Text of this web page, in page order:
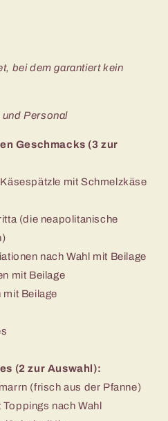
bei dem garantiert kein
und Personal
Geschmacks (3 zur
mit Schmelzkäse
(die neapolitanische
nach Wahl mit Beilage
mit Beilage
mit Beilage
(2 zur Auswahl):
(frisch aus der Pfanne)
Toppings nach Wahl